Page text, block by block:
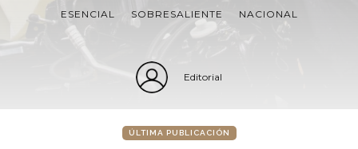
ESENCIAL SOBRESALIENTE NACIONAL
Editorial
ÚLTIMA PUBLICACIÓN